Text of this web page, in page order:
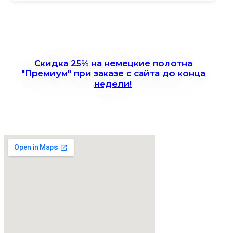
Скидка 25% на немецкие полотна
"Премиум" при заказе с сайта до конца
недели!